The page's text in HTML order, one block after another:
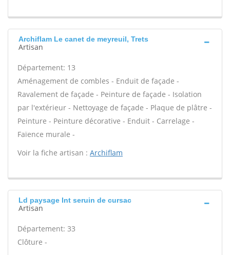
Archiflam Le canet de meyreuil, Trets
Artisan
Département: 13
Aménagement de combles - Enduit de façade -
Ravalement de façade - Peinture de façade - Isolation
par l'extérieur - Nettoyage de façade - Plaque de plâtre -
Peinture - Peinture décorative - Enduit - Carrelage -
Faïence murale -
Voir la fiche artisan : Archiflam
Ld paysage Int seruin de cursac
Artisan
Département: 33
Clôture -